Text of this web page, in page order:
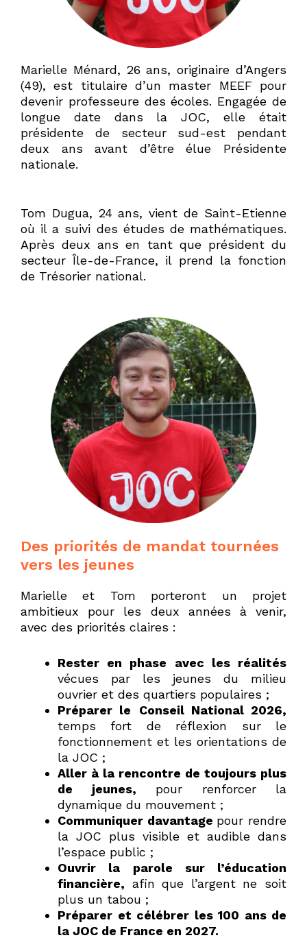
Marielle Ménard, 26 ans, originaire d’Angers
(49), est titulaire d’un master MEEF pour
devenir professeure des écoles. Engagée de
longue date dans la JOC, elle était
présidente de secteur sud-est pendant
deux ans avant d’être élue Présidente
nationale.
Tom Dugua, 24 ans, vient de Saint-Etienne
où il a suivi des études de mathématiques.
Après deux ans en tant que président du
secteur Île-de-France, il prend la fonction
de Trésorier national.
Des priorités de mandat tournées
vers les jeunes
Marielle et Tom porteront un projet
ambitieux pour les deux années à venir,
avec des priorités claires :
Rester en phase avec les réalités
vécues par les jeunes du milieu
ouvrier et des quartiers populaires ;
Préparer le
Conseil National 2026,
temps fort de réflexion sur le
fonctionnement et les orientations de
la JOC ;
Aller à la rencontre de toujours plus
de jeunes, pour renforcer la
dynamique du mouvement ;
Communiquer davantage pour rendre
la JOC plus visible et audible dans
l’espace public ;
Ouvrir la parole sur l’éducation
financière, afin que l’argent ne soit
plus un tabou ;
Préparer et célébrer les 100 ans de
la JOC de France en 2027.